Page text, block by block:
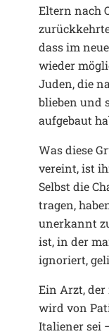
Eltern nach
dass im
wieder
Juden, die
blieben und
aufgebaut
Was diese
vereint, ist
Selbst die
tragen,
unerkannt
ist, in der
ignoriert,
Ein Arzt, der
wird von
Italiener sei